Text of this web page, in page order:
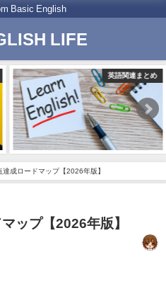
Basic English
LIFE
英語関連まとめ
成ロードマップ【2026年版】
ップ【2026年版】